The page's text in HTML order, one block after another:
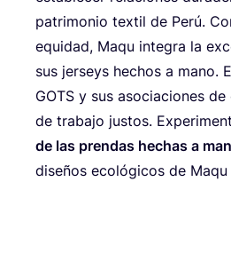
patri­mo­nio tex­til de Perú.
equi­dad, Maqu inte­gra la
sus jer­seys hechos a mano.
GOTS y sus aso­cia­cio­nes
de tra­ba­jo jus­tos.
de las pren­das hechas a
dise­ños eco­ló­gi­cos de